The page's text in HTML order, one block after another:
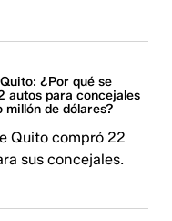
¿Por qué se
autos para concejales
millón de dólares?
Quito compró 22
sus concejales.